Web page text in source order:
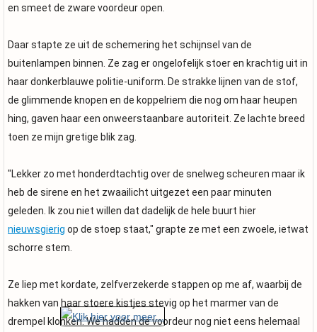
en smeet de zware voordeur open.
Daar stapte ze uit de schemering het schijnsel van de
buitenlampen binnen. Ze zag er ongelofelijk stoer en krachtig uit in
haar donkerblauwe politie-uniform. De strakke lijnen van de stof,
de glimmende knopen en de koppelriem die nog om haar heupen
hing, gaven haar een onweerstaanbare autoriteit. Ze lachte breed
toen ze mijn gretige blik zag.
"Lekker zo met honderdtachtig over de snelweg scheuren maar ik
heb de sirene en het zwaailicht uitgezet een paar minuten
geleden. Ik zou niet willen dat dadelijk de hele buurt hier
nieuwsgierig op de stoep staat," grapte ze met een zwoele, ietwat
schorre stem.
Ze liep met kordate, zelfverzekerde stappen op me af, waarbij de
hakken van haar stoere kistjes stevig op het marmer van de
drempel klonken. We hadden de voordeur nog niet eens helemaal